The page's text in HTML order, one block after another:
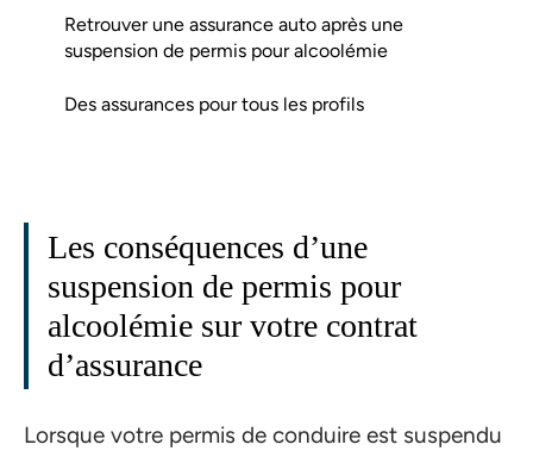
Retrouver une assurance auto après une
suspension de permis pour alcoolémie
Des assurances pour tous les profils
Les conséquences d’une
suspension de permis pour
alcoolémie sur votre contrat
d’assurance
Lorsque votre permis de conduire est suspendu